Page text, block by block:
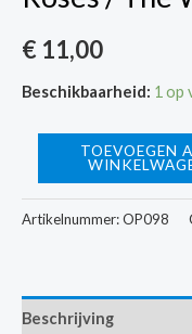
€ 11,00
Beschikbaarheid: 1 op
-
The
Roses
TOEVOEGEN
Artikelnummer:OP098
Beschrijving